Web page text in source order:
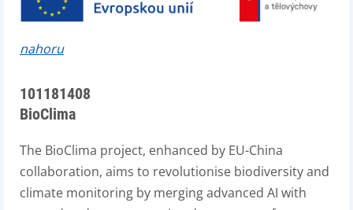
nahoru
101181408
BioClima
The BioClima project, enhanced by EU-China
collaboration, aims to revolutionise biodiversity and
climate monitoring by merging advanced AI with